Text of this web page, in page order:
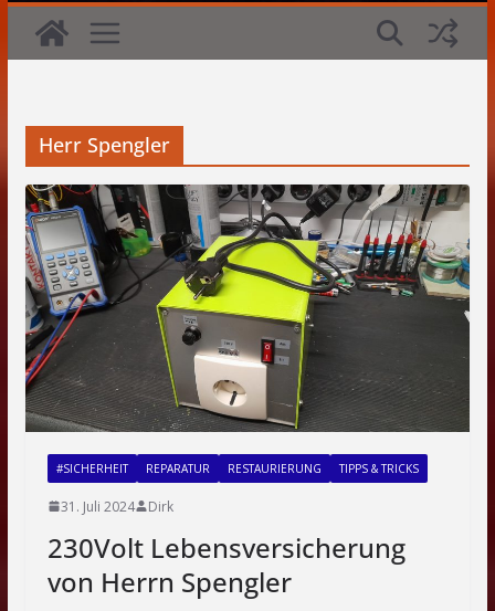
Herr Spengler
#SICHERHEIT REPARATUR RESTAURIERUNG TIPPS & TRICKS
31. Juli 2024 Dirk
230Volt Lebensversicherung
von Herrn Spengler